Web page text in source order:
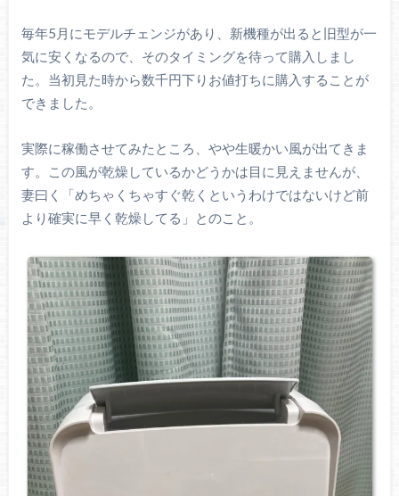
毎年5月にモデルチェンジがあり、新機種が出ると旧型が一
気に安くなるので、そのタイミングを待って購入しまし
た。当初見た時から数千円下りお値打ちに購入することが
できました。
実際に稼働させてみたところ、やや生暖かい風が出てきま
す。この風が乾燥しているかどうかは目に見えませんが、
妻曰く「めちゃくちゃすぐ乾くというわけではないけど前
より確実に早く乾燥してる」とのこと。